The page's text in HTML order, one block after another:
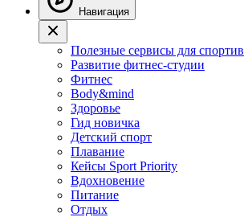
Навигация
Полезные сервисы для
Развитие фитнес-студии
Фитнес
Body&mind
Здоровье
Гид новичка
Детский спорт
Плавание
Кейсы Sport Priority
Вдохновение
Питание
Отдых